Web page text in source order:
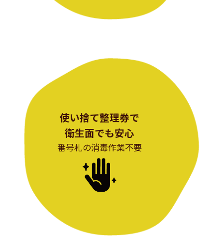
使い捨て整理券で
衛生面でも安心
番号札の消毒作業不要